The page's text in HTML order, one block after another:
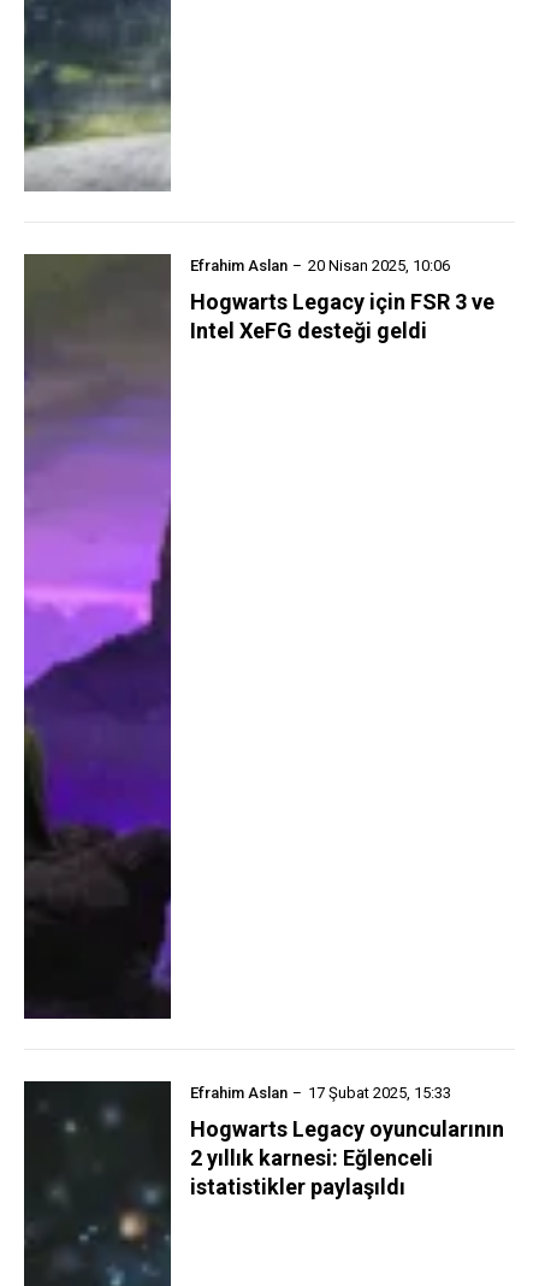
Efrahim Aslan 20 Nisan 2025, 10:06
Hogwarts Legacy için FSR 3 ve
Intel XeFG desteği geldi
Efrahim Aslan 17 Şubat 2025, 15:33
Hogwarts Legacy oyuncularının
2 yıllık karnesi: Eğlenceli
istatistikler paylaşıldı